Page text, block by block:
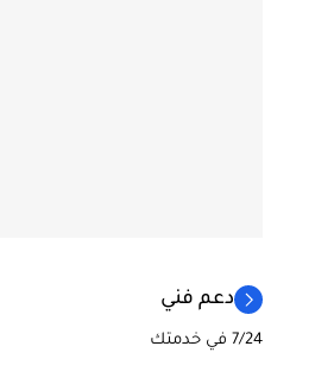
دعم فني
7/24 في خدمتك